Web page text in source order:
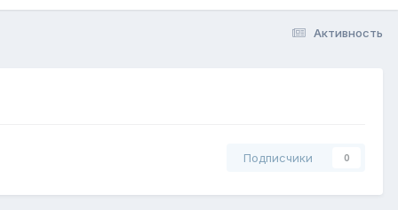
Активность
Подписчики 0